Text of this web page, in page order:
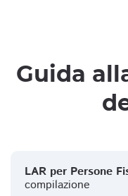
Guida
LAR per Persone
compilazione